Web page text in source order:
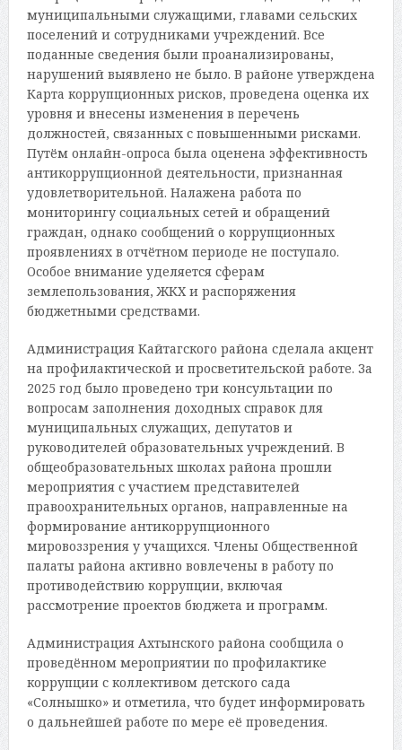
муниципальными служащими, главами сельских
поселений и сотрудниками учреждений. Все
поданные сведения были проанализированы,
нарушений выявлено не было. В районе утверждена
Карта коррупционных рисков, проведена оценка их
уровня и внесены изменения в перечень
должностей, связанных с повышенными рисками.
Путём онлайн-опроса была оценена эффективность
антикоррупционной деятельности, признанная
удовлетворительной. Налажена работа по
мониторингу социальных сетей и обращений
граждан, однако сообщений о коррупционных
проявлениях в отчётном периоде не поступало.
Особое внимание уделяется сферам
землепользования, ЖКХ и распоряжения
бюджетными средствами.
Администрация Кайтагского района сделала акцент
на профилактической и просветительской работе. За
2025 год было проведено три консультации по
вопросам заполнения доходных справок для
муниципальных служащих, депутатов и
руководителей образовательных учреждений. В
общеобразовательных школах района прошли
мероприятия с участием представителей
правоохранительных органов, направленные на
формирование антикоррупционного
мировоззрения у учащихся. Члены Общественной
палаты района активно вовлечены в работу по
противодействию коррупции, включая
рассмотрение проектов бюджета и программ.
Администрация Ахтынского района сообщила о
проведённом мероприятии по профилактике
коррупции с коллективом детского сада
«Солнышко» и отметила, что будет информировать
о дальнейшей работе по мере её проведения.